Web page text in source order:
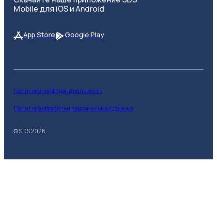
Mobile для iOS и Android
App Store Google Play
© SDS2026
Политика конфиденциальности
Политика обработки персональных данных